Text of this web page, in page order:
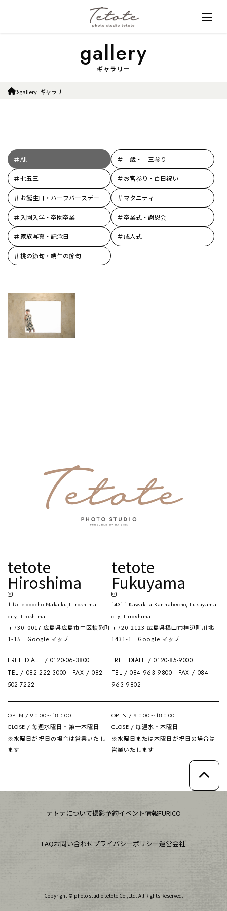
ギャラリー
gallery_ギャラリー
All 十歳・十三参り
七五三 お宮参り・百日祝い
お誕生日・ハーフバースデー マタニティ
入園入学・卒園卒業 卒業式・謝恩会
家族写真・記念日 成人式
桃の節句・端午の節句
tetote
Hiroshima
1-15 Teppocho Naka-ku,Hiroshima-
city,Hiroshima
〒730-0017 広島県広島市中区鉄砲町
1-15 Google マップ
FREE DIALE / 0120-06-3800
TEL / 082-222-3000 FAX / 082-
502-7222
OPEN / 9：00～18：00
CLOSE / 毎週水曜日・第一木曜日
※水曜日が祝日の場合は営業いたし
ます
tetote
Fukuyama
1431-1 Kawakita Kannabecho, Fukuyama-
city, Hiroshima
〒720-2123 広島県福山市神辺町川北
1431-1 Google マップ
FREE DIALE / 0120-85-9000
TEL / 084-963-9800 FAX / 084-
963-9802
OPEN / 9：00～18：00
CLOSE / 毎週水・木曜日
※水曜日または木曜日が祝日の場合は
営業いたします
テトテについて撮影予約イベント情報FURICO
FAQお問い合わせプライバシーポリシー運営会社
Copyright © photo studio tetote Co.,Ltd. All Rights Reserved.